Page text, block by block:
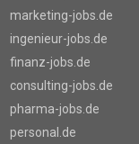
marketing-jobs.de
ingenieur-jobs.de
finanz-jobs.de
consulting-jobs.de
pharma-jobs.de
personal.de